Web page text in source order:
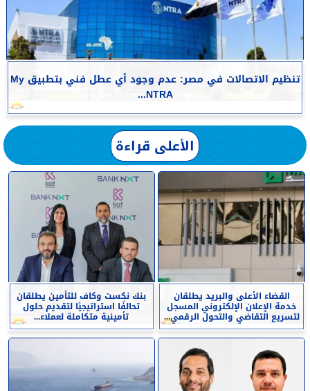
تنظيم الاتصالات في مصر: عدم وجود أي عطل فني بتطبيق My
NTRA...
الأعلى قراءة
القضاء الأعلى والبريد يطلقان
خدمة الإعلان الإلكتروني المسجل
لتسريع التقاضي والتحول الرقمي...
بنك نكست وكاف للتأمين يطلقان
تحالفًا استراتيجيًا لتقديم حلول
تأمينية متكاملة لعملاء...